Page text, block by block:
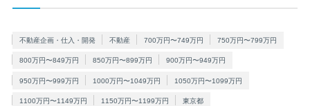
不動産企画・仕入・開発 不動産 700万円〜749万円 750万円〜799万円
800万円〜849万円 850万円〜899万円 900万円〜949万円
950万円〜999万円 1000万円〜1049万円 1050万円〜1099万円
1100万円〜1149万円 1150万円〜1199万円 東京都